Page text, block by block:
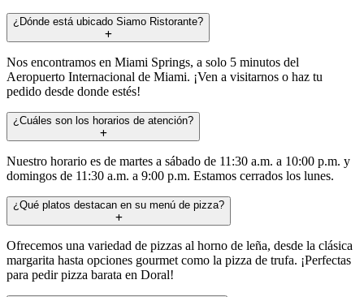
¿Dónde está ubicado Siamo Ristorante?
Nos encontramos en Miami Springs, a solo 5 minutos del
Aeropuerto Internacional de Miami. ¡Ven a visitarnos o haz tu
pedido desde donde estés!
¿Cuáles son los horarios de atención?
Nuestro horario es de martes a sábado de 11:30 a.m. a 10:00 p.m. y
domingos de 11:30 a.m. a 9:00 p.m. Estamos cerrados los lunes.
¿Qué platos destacan en su menú de pizza?
Ofrecemos una variedad de pizzas al horno de leña, desde la clásica
margarita hasta opciones gourmet como la pizza de trufa. ¡Perfectas
para pedir pizza barata en Doral!